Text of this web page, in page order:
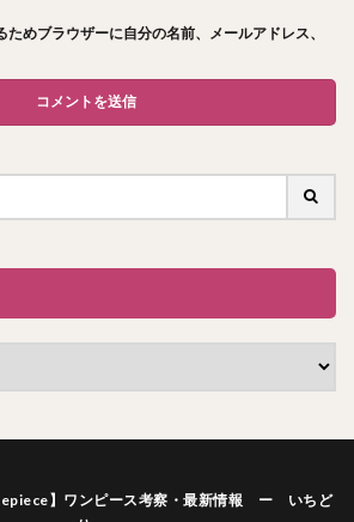
めブラウザーに自分の名前、メールアドレス、
】ワンピース考察・最新情報 ー いちど